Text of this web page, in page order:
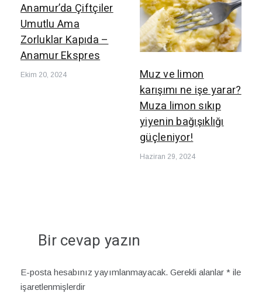
Anamur’da Çiftçiler
Umutlu Ama
Zorluklar Kapıda –
Anamur Ekspres
Ekim 20, 2024
Muz ve limon
karışımı ne işe yarar?
Muza limon sıkıp
yiyenin bağışıklığı
güçleniyor!
Haziran 29, 2024
Bir cevap yazın
E-posta hesabınız yayımlanmayacak. Gerekli alanlar * ile
işaretlenmişlerdir